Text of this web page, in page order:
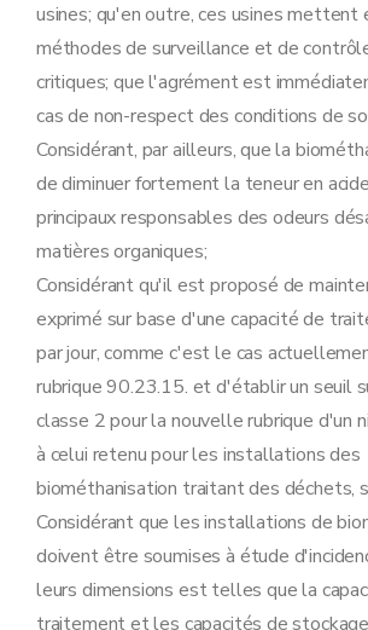
usines; qu'en outre, ces usines
méthodes de surveillance et de
critiques; que l'agrément est
cas de non-respect des conditions de
Considérant, par ailleurs, que la
de diminuer fortement la teneur en
principaux responsables des odeurs
matières organiques;
Considérant qu'il est proposé de
exprimé sur base d'une capacité de
par jour, comme c'est le cas
rubrique 90.23.15. et d'établir un seuil
classe 2 pour la nouvelle rubrique d'un
à celui retenu pour les installations des
biométhanisation traitant des déchets,
Considérant que les installations de
doivent être soumises à étude
leurs dimensions est telles que la
traitement et les capacités de